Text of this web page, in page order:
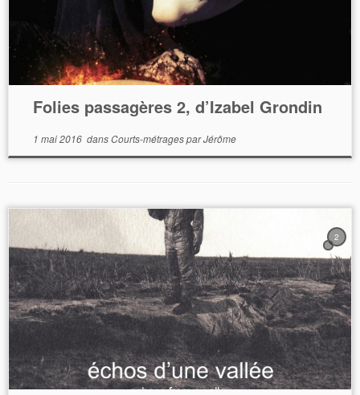
Folies passagères 2, d’Izabel Grondin
1 mai 2016dansCourts-métragesparJérôme
2